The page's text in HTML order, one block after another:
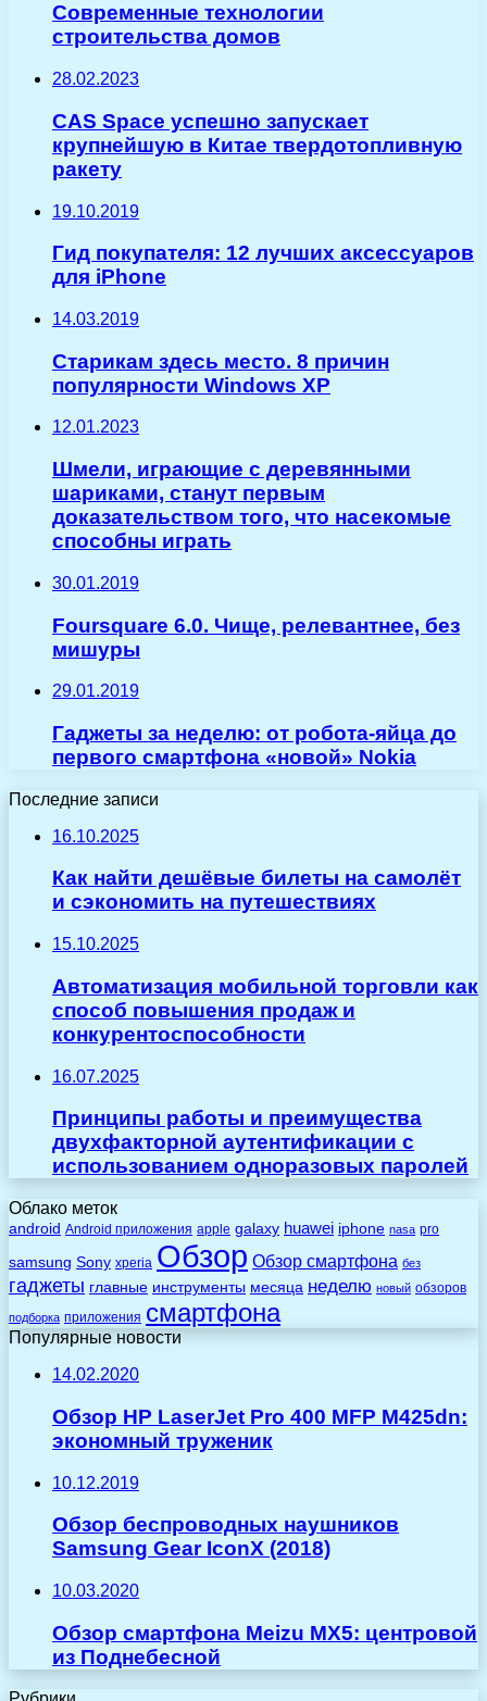
Современные технологии
строительства домов
28.02.2023
CAS Space успешно запускает
крупнейшую в Китае твердотопливную
ракету
19.10.2019
Гид покупателя: 12 лучших аксессуаров
для iPhone
14.03.2019
Старикам здесь место. 8 причин
популярности Windows XP
12.01.2023
Шмели, играющие с деревянными
шариками, станут первым
доказательством того, что насекомые
способны играть
30.01.2019
Foursquare 6.0. Чище, релевантнее, без
мишуры
29.01.2019
Гаджеты за неделю: от робота-яйца до
первого смартфона «новой» Nokia
Последние записи
16.10.2025
Как найти дешёвые билеты на самолёт
и сэкономить на путешествиях
15.10.2025
Автоматизация мобильной торговли как
способ повышения продаж и
конкурентоспособности
16.07.2025
Принципы работы и преимущества
двухфакторной аутентификации с
использованием одноразовых паролей
Облако меток
android Android приложения apple galaxy huawei iphone nasa pro
samsung Sony xperia Обзор Обзор смартфона без
гаджеты главные инструменты месяца неделю новый обзоров
подборка приложения смартфона
Популярные новости
14.02.2020
Обзор HP LaserJet Pro 400 MFP M425dn:
экономный труженик
10.12.2019
Обзор беспроводных наушников
Samsung Gear IconX (2018)
10.03.2020
Обзор смартфона Meizu MX5: центровой
из Поднебесной